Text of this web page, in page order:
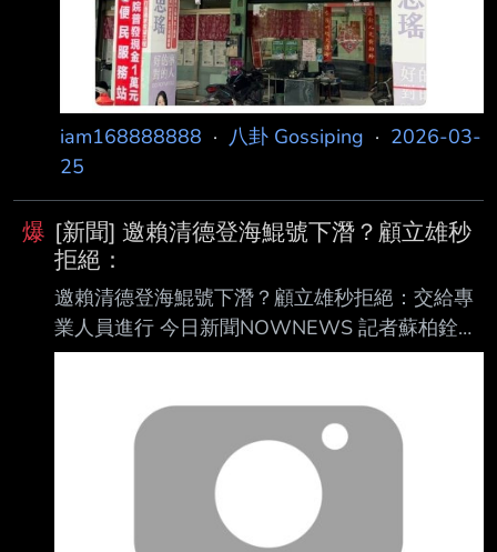
iam168888888 · 八卦 Gossiping · 2026-03-
25
爆 [新聞] 邀賴清德登海鯤號下潛？顧立雄秒
拒絕：
邀賴清德登海鯤號下潛？顧立雄秒拒絕：交給專
業人員進行 今日新聞NOWNEWS 記者蘇柏銓／
台北報導 總統賴清德昨在國防部長顧立雄陪同
界關 注是否能在6月底前交艦。顧立雄今(20)日
表示，還是按部就班，把測試項目做到完整、 安
全，之後再進行交艦，「我們不會設定特定時
間」。至於未來是否會邀請總統一起下潛 ，他則
說，交給專業人員進行。 顧立雄今赴立院接受總